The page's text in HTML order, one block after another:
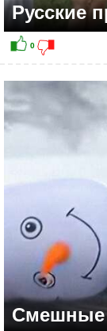
Русские
Смешные